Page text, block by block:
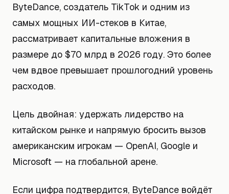
ByteDance, создатель TikTok и одним из
самых мощных ИИ-стеков в Китае,
рассматривает капитальные вложения в
размере до $70 млрд в 2026 году. Это более
чем вдвое превышает прошлогодний уровень
расходов.
Цель двойная: удержать лидерство на
китайском рынке и напрямую бросить вызов
американским игрокам — OpenAI, Google и
Microsoft — на глобальной арене.
Если цифра подтвердится, ByteDance войдёт